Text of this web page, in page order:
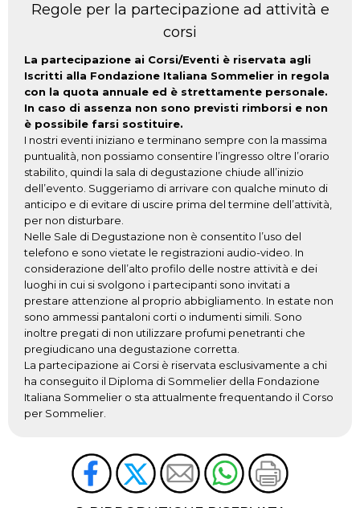
Regole per la partecipazione ad attività e
corsi
La partecipazione ai Corsi/Eventi è riservata agli
Iscritti alla Fondazione Italiana Sommelier in regola
con la quota annuale ed è strettamente personale.
In caso di assenza non sono previsti rimborsi e non
è possibile farsi sostituire.
I nostri eventi iniziano e terminano sempre con la massima
puntualità, non possiamo consentire l’ingresso oltre l’orario
stabilito, quindi la sala di degustazione chiude all’inizio
dell’evento. Suggeriamo di arrivare con qualche minuto di
anticipo e di evitare di uscire prima del termine dell’attività,
per non disturbare.
Nelle Sale di Degustazione non è consentito l’uso del
telefono e sono vietate le registrazioni audio-video. In
considerazione dell’alto profilo delle nostre attività e dei
luoghi in cui si svolgono i partecipanti sono invitati a
prestare attenzione al proprio abbigliamento. In estate non
sono ammessi pantaloni corti o indumenti simili. Sono
inoltre pregati di non utilizzare profumi penetranti che
pregiudicano una degustazione corretta.
La partecipazione ai Corsi è riservata esclusivamente a chi
ha conseguito il Diploma di Sommelier della Fondazione
Italiana Sommelier o sta attualmente frequentando il Corso
per Sommelier.